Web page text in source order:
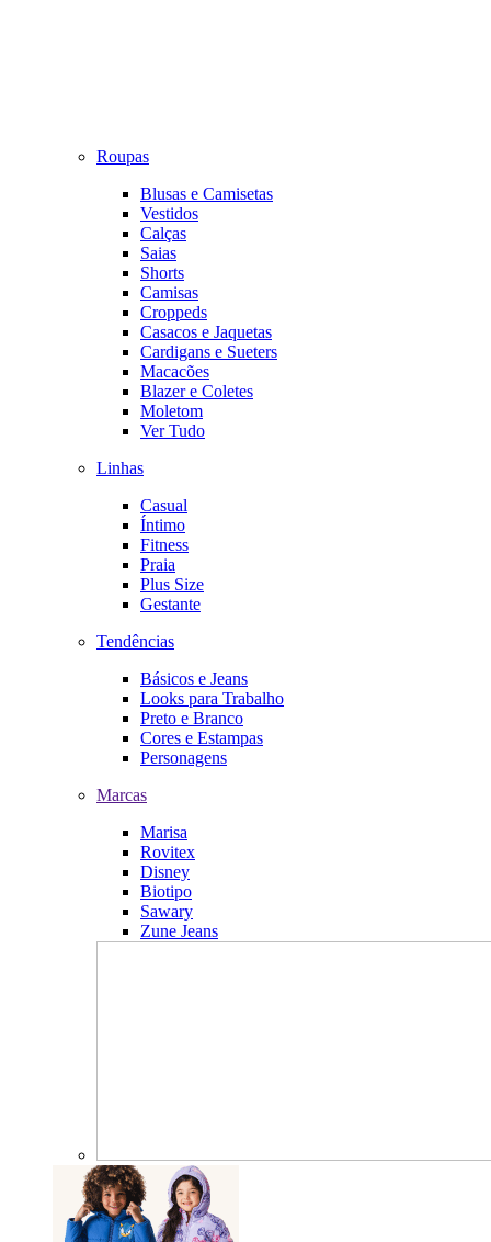
Roupas
Blusas e Camisetas
Vestidos
Calças
Saias
Shorts
Camisas
Croppeds
Casacos e Jaquetas
Cardigans e Sueters
Macacões
Blazer e Coletes
Moletom
Ver Tudo
Linhas
Casual
Íntimo
Fitness
Praia
Plus Size
Gestante
Tendências
Básicos e Jeans
Looks para Trabalho
Preto e Branco
Cores e Estampas
Personagens
Marcas
Marisa
Rovitex
Disney
Biotipo
Sawary
Zune Jeans